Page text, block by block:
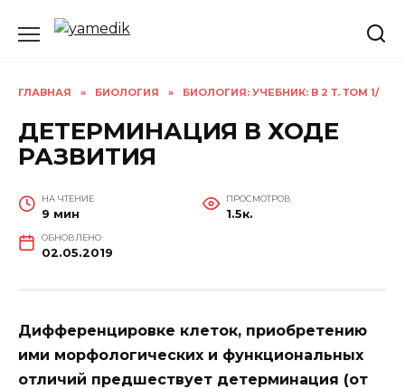
ГЛАВНАЯ » БИОЛОГИЯ » БИОЛОГИЯ: УЧЕБНИК: В 2 Т. ТОМ 1/
ДЕТЕРМИНАЦИЯ В ХОДЕ
РАЗВИТИЯ
НА ЧТЕНИЕ
9 мин
ПРОСМОТРОВ
1.5к.
ОБНОВЛЕНО
02.05.2019
Дифференцировке клеток, приобретению
ими морфологических и функциональных
отличий предшествует детерминация (от